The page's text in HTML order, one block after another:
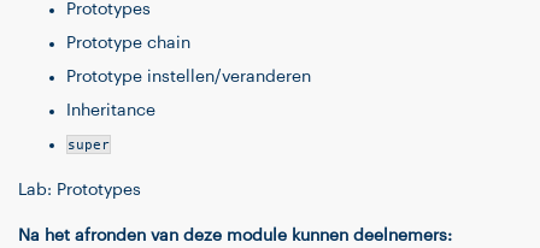
Prototypes
Prototype chain
Prototype instellen/veranderen
Inheritance
super
Lab: Prototypes
Na het afronden van deze module kunnen deelnemers: